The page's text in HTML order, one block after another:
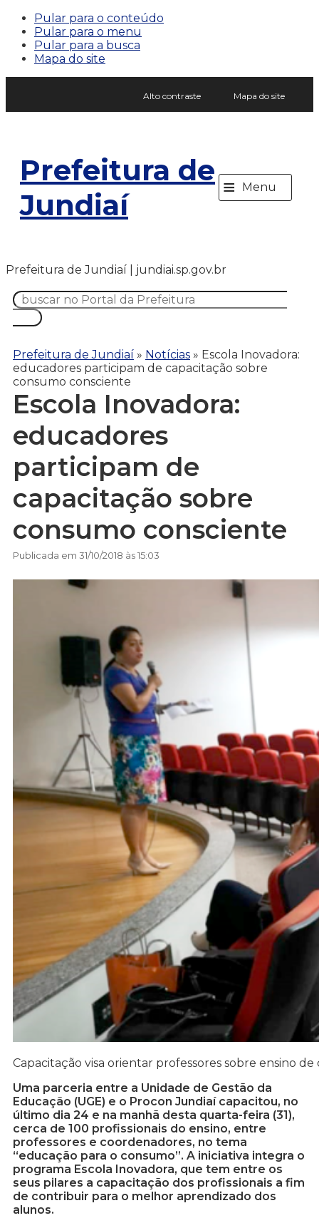
Pular para o conteúdo
Pular para o menu
Pular para a busca
Mapa do site
Alto contraste Mapa do site
Prefeitura de
Jundiaí
≡ Menu
Prefeitura de Jundiaí | jundiai.sp.gov.br
Prefeitura de Jundiaí » Notícias » Escola Inovadora:
educadores participam de capacitação sobre
consumo consciente
Escola Inovadora:
educadores
participam de
capacitação sobre
consumo consciente
Publicada em 31/10/2018 às 15:03
Capacitação visa orientar professores sobre ensino
Uma parceria entre a Unidade de Gestão da
Educação (UGE) e o Procon Jundiaí capacitou, no
último dia 24 e na manhã desta quarta-feira (31),
cerca de 100 profissionais do ensino, entre
professores e coordenadores, no tema
“educação para o consumo”. A iniciativa integra o
programa Escola Inovadora, que tem entre os
seus pilares a capacitação dos profissionais a fim
de contribuir para o melhor aprendizado dos
alunos.